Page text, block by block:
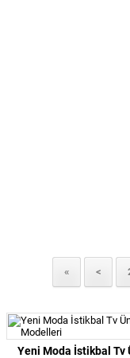
« <
Yeni Moda İstikbal Tv